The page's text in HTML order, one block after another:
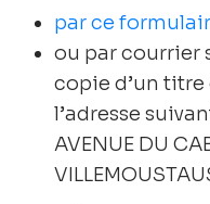
par ce
ou par courrier
copie d’un titre
l’adresse
AVENUE DU